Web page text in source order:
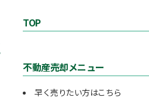
TOP
不動産売却メニュー
早く売りたい方はこちら